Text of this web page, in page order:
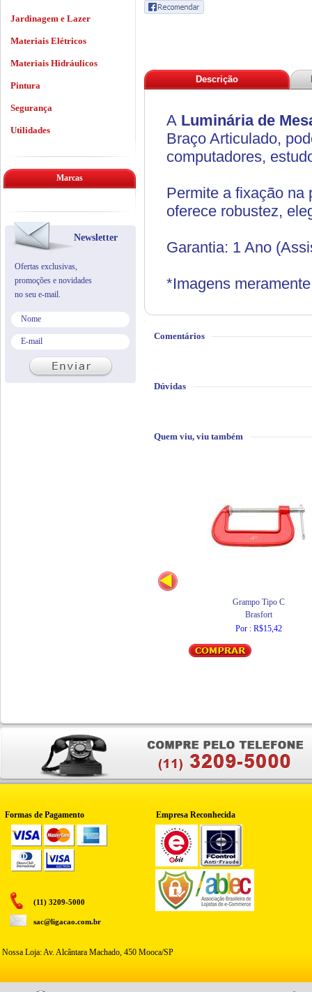
Descrição
A Luminária de
Braço Articulado,
computadores,
Permite a fixação na
oferece robustez,
Garantia: 1 Ano
*Imagens
Comentários
Dúvidas
Quem viu, viu também
Grampo Tipo C
Brasfort
Por : R$15,42
Jardinagem e Lazer
Materiais Elétricos
Materiais Hidráulicos
Pintura
Segurança
Utilidades
Marcas
Newsletter
Ofertas exclusivas,
promoções e novidades
no seu e-mail.
Formas de Pagamento Empresa Reconhecida
(11) 3209-5000
sac@ligacao.com.br
Nossa Loja: Av. Alcântara Machado, 450 Mooca/SP